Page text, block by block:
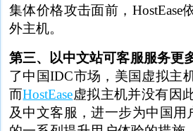
集体价格攻击面前，
外主机。
第三、以中文站可客服服务更
了中国IDC市场，美国虚拟主
而HostEase虚拟主机并没有因
及中文客服，进一步为中国用